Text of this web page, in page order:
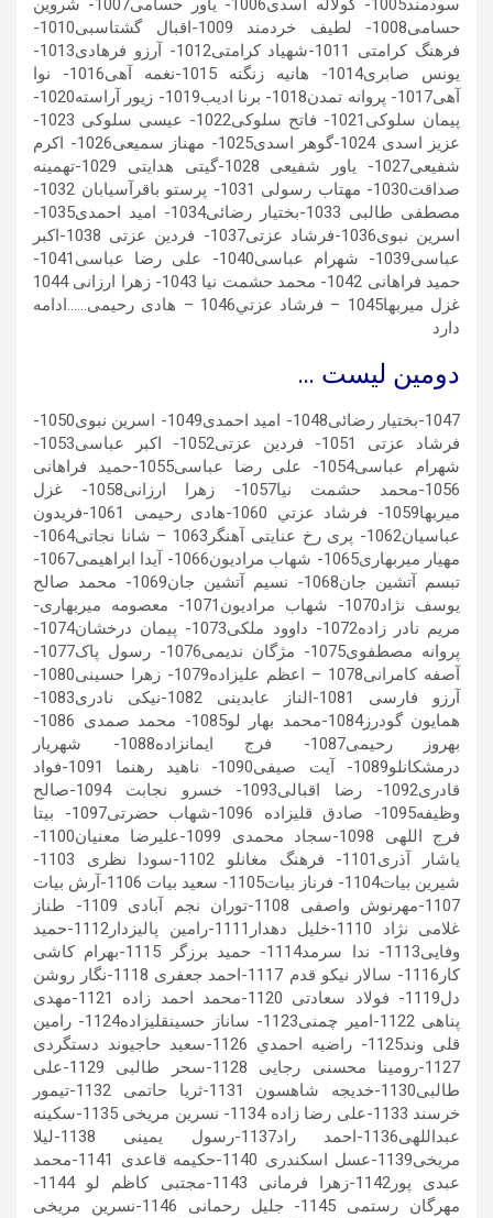
دومین لیست …
1047-بختیار رضائی1048- امید احمدی1049- اسرین نبوی1050-
فرشاد عزتی 1051- فردین عزتی1052- اکبر عباسی1053-
شهرام عباسی1054- علی رضا عباسی1055-حمید فراهانی
1056-محمد حشمت نیا1057- زهرا ارزانی1058- غزل
میربها1059- فرشاد عزتي 1060-هادی رحیمی 1061-فریدون
عباسیان1062- پری رخ عنایتی آهنگر1063 – شانا نجاتی1064-
مهیار میربهاری1065- شهاب مرادیون1066- آیدا ابراهیمی1067-
تبسم آتشین جان1068- نسیم آتشین جان1069- محمد صالح
یوسف نژاد1070- شهاب مرادیون1071- معصومه میربهاری-
مریم نادر زاده1072- داوود ملکی1073- پیمان درخشان1074-
پروانه مصطفوی1075- مژگان ندیمی1076- رسول پاک1077-
آصفه کامرانی1078 – اعظم علیزاده1079- زهرا حسینی1080-
آرزو فارسی 1081-الناز عابدینی 1082-نیکی نادری1083-
همایون گودرز1084-محمد بهار لو1085- محمد صمدی 1086-
بهروز رحیمی1087- فرج ایمانزاده1088- شهریار
درمشکانلو1089- آیت صیفی1090- ناهید رهنما 1091-فواد
قادری1092- رضا اقبالی1093- خسرو نجابت 1094-صالح
وظیفه1095- صادق قلیزاده 1096-شهاب حضرتی1097- بیتا
فرج اللهی 1098-سجاد محمدی 1099-علیرضا معنیان1100-
یاشار آذری1101- فرهنگ مغانلو 1102-سودا نظری 1103-
شیرین بیات1104- فرناز بیات1105- سعید بیات 1106-آرش بیات
1107-مهرنوش واصفی 1108-توران نجم آبادی 1109- طناز
غلامی نژاد 1110-خلیل دهدار1111-رامین پالیزدار1112-حمید
وفایی1113- ندا سرمد1114- حمید برزگر 1115-بهرام کاشی
کار1116- سالار نیکو قدم 1117-احمد جعفری 1118-نگار روشن
دل1119- فولاد سعادتی 1120-محمد احمد زاده 1121-مهدی
پناهی 1122-امیر چمنی1123- ساناز حسینقلیزاده1124- رامین
قلی وند1125- راضيه احمدي 1126-سعید حاجیوند دستگردی
1127-رومینا محسنی رجایی 1128-سحر طالبی 1129-علی
طالبی1130-خدیجه شاهسون 1131-ثریا حاتمی 1132-تیمور
خرسند 1133-علی رضا زاده 1134- نسرین مریخی 1135-سکینه
عبداللهی1136-احمد راد1137-رسول یمینی 1138-لیلا
مریخی1139-عسل اسکندری 1140-حکیمه قاعدی 1141-محمد
عبدی پور1142-زهرا فرمانی 1143-مجتبی کاظم لو 1144-
مهرگان رستمی 1145- جلیل رحمانی 1146-نسرین مریخی